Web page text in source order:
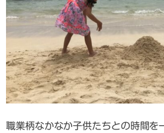
職業柄なかなか子供たちとの時間を